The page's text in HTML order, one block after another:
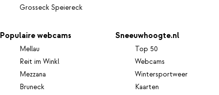
Grosseck Speiereck
Populaire webcams
Mellau
Reit im Winkl
Mezzana
Bruneck
Sneeuwhoogte.nl
Top 50
Webcams
Wintersportweer
Kaarten